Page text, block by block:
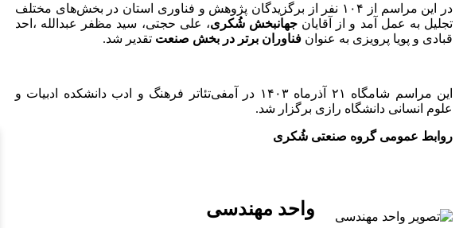
در این مراسم از ۱۰۴ نفر از برگزیدگان پژوهش و فناوری استان در بخش‌های مختلف
تجلیل به عمل آمد و از آقایان جهانبخش شُکری، علی حجتی، سید مظفر عبدالله ،احد
قبادی و پویا پرویزی به عنوان فناوران برتر در بخش صنعت تقدیر شد.
این مراسم شامگاه ۲۱ آذرماه ۱۴۰۳ در آمفی‌تئاتر فرهنگ و ادب دانشکده ادبیات و
علوم انسانی دانشگاه رازی برگزار شد.
روابط عمومی گروه صنعتی شُکری
واحد مهندسی